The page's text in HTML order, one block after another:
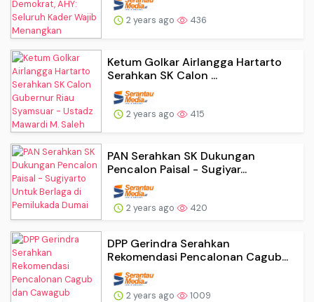
2 years ago 436
Ketum Golkar Airlangga Hartarto
Serahkan SK Calon ...
2 years ago 415
PAN Serahkan SK Dukungan
Pencalon Paisal - Sugiyar...
2 years ago 420
DPP Gerindra Serahkan
Rekomendasi Pencalonan Cagub...
2 years ago 1009